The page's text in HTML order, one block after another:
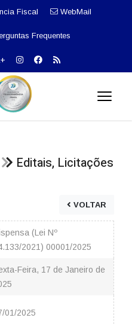
Fiscal WebMail
Frequentes
Editais, Licitações
VOLTAR
(Lei Nº
2021) 00001/2025
Feira, 17 de Janeiro de
01/2025